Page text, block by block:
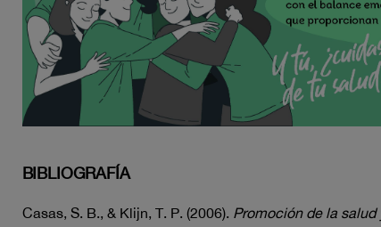
BIBLIOGRAFÍA
Casas, S. B., & Klijn, T. P. (2006). Promoción de la